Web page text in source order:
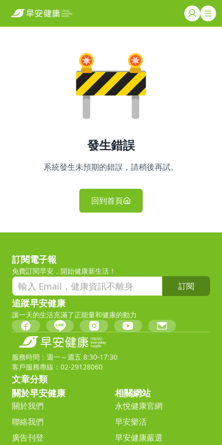
發生錯誤
系統發生未預期的錯誤，請稍後再試。
回到首頁
訂閱電子報
免費訂閱早安，開始健康新生活！
訂閱
追蹤早安健康
讓一天的生活充滿了正能量和健康的動力
服務時間：週一～週五 8:30-17:30
客戶服務專線：02-29128060
文章分類
關於早安健康
關於我們
聯絡我們
廣告刊登
相關網站
永悅健康官網
早安樂活
早安健康嚴選